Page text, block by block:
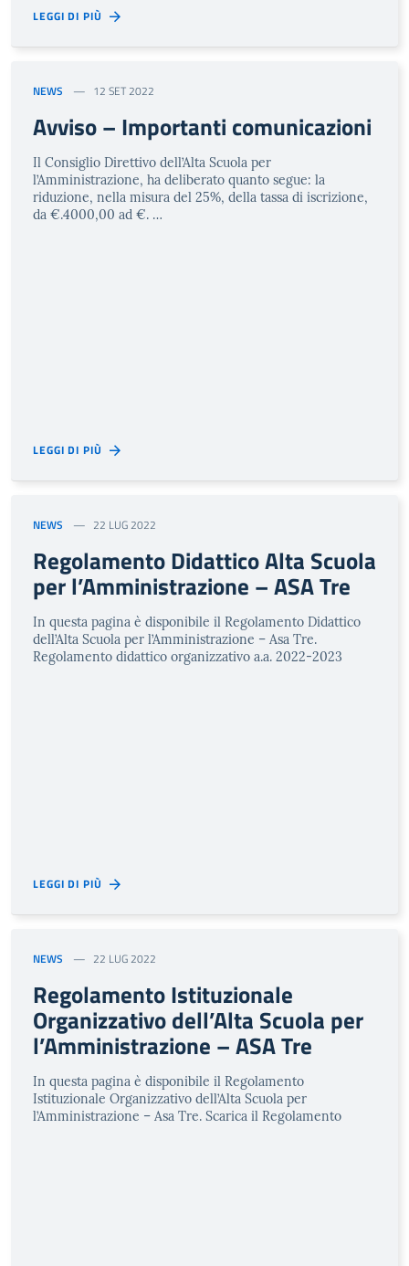
LEGGI DI PIÙ
NEWS 12 SET 2022
Avviso – Importanti comunicazioni
Il Consiglio Direttivo dell’Alta Scuola per
l’Amministrazione, ha deliberato quanto segue: la
riduzione, nella misura del 25%, della tassa di iscrizione,
da €.4000,00 ad €. …
LEGGI DI PIÙ
NEWS 22 LUG 2022
Regolamento Didattico Alta Scuola
per l’Amministrazione – ASA Tre
In questa pagina è disponibile il Regolamento Didattico
dell’Alta Scuola per l’Amministrazione – Asa Tre.
Regolamento didattico organizzativo a.a. 2022-2023
LEGGI DI PIÙ
NEWS 22 LUG 2022
Regolamento Istituzionale
Organizzativo dell’Alta Scuola per
l’Amministrazione – ASA Tre
In questa pagina è disponibile il Regolamento
Istituzionale Organizzativo dell’Alta Scuola per
l’Amministrazione – Asa Tre. Scarica il Regolamento